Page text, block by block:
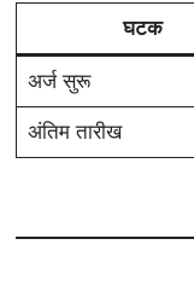
घटक
अर्ज सुरू
अंतिम तारीख